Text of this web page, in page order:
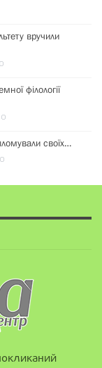
вручили
0
філології
0
своїх…
0